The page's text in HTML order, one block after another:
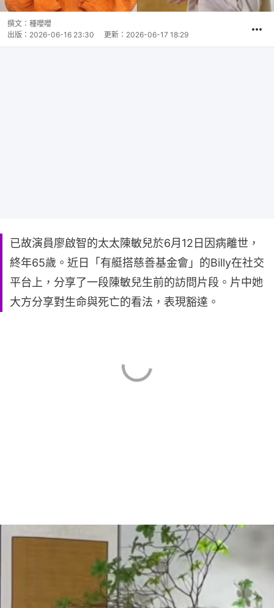
撰文： 種嚶嚶
出版： 2026-06-16 23:30 更新： 2026-06-17 18:29
已故演員廖啟智的太太陳敏兒於6月12日因病離世，
終年65歲。近日「有艇搭慈善基金會」的Billy在社交
平台上，分享了一段陳敏兒生前的訪問片段。片中她
大方分享對生命與死亡的看法，表現豁達。